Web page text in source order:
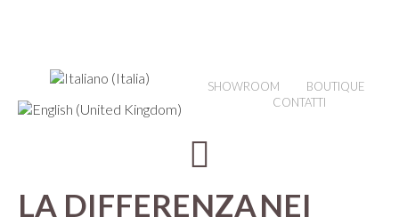
SHOWROOM
BOUTIQUE
CONTATTI
LA DIFFERENZANEI